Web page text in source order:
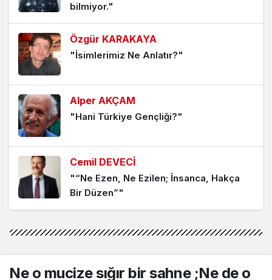
Millet mi Ümmet mi?
1 yıl önce
Terörsüz Türkiye Kimin İçin?
İktidarın Hal ve Gidişi
1 yıl önce
Siyaset Kimin İçin Yapılır?
1 yıl önce
bilmiyor."
Özgür KARAKAYA
"İsimlerimiz Ne Anlatır?"
Alper AKÇAM
"Hani Türkiye Gençliği?"
Cemil DEVECİ
"“Ne Ezen, Ne Ezilen; İnsanca, Hakça
Bir Düzen”"
Ne o mucize sığır bir sahne ;Ne de o